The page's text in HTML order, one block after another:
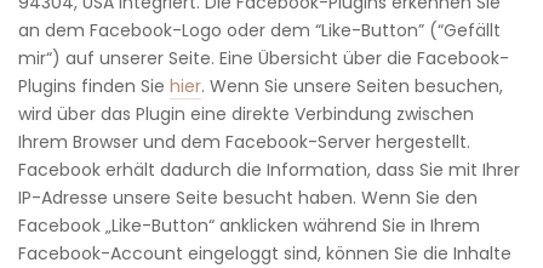
an dem Facebook-Logo oder dem “Like-Button” (“Gefällt
mir“) auf unserer Seite. Eine Übersicht über die Facebook-
Plugins finden Sie hier. Wenn Sie unsere Seiten besuchen,
wird über das Plugin eine direkte Verbindung zwischen
Ihrem Browser und dem Facebook-Server hergestellt.
Facebook erhält dadurch die Information, dass Sie mit Ihrer
IP-Adresse unsere Seite besucht haben. Wenn Sie den
Facebook „Like-Button“ anklicken während Sie in Ihrem
Facebook-Account eingeloggt sind, können Sie die Inhalte